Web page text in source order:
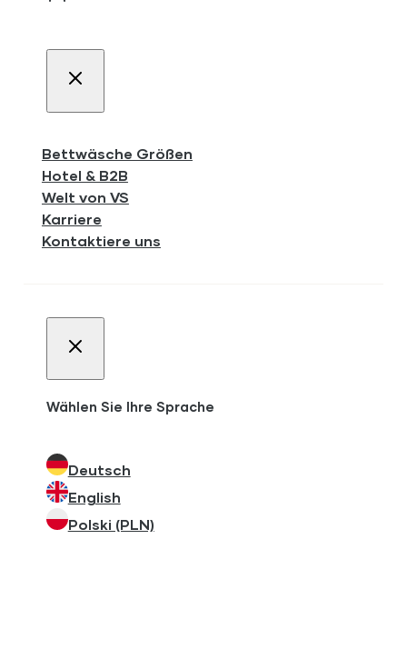
Bettwäsche Größen
Hotel & B2B
Welt von VS
Karriere
Kontaktiere uns
Wählen Sie Ihre Sprache
Deutsch
English
Polski (PLN)